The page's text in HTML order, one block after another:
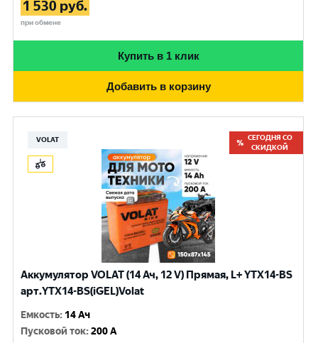
1 530 руб.
при обмене
Купить в 1 клик
Добавить в корзину
VOLAT
СЕГОДНЯ СО
СКИДКОЙ
Аккумулятор VOLAT (14 Ач, 12 V) Прямая, L+ YTX14-BS
арт.YTX14-BS(iGEL)Volat
Емкость: 14 Ач
Пусковой ток:200 A